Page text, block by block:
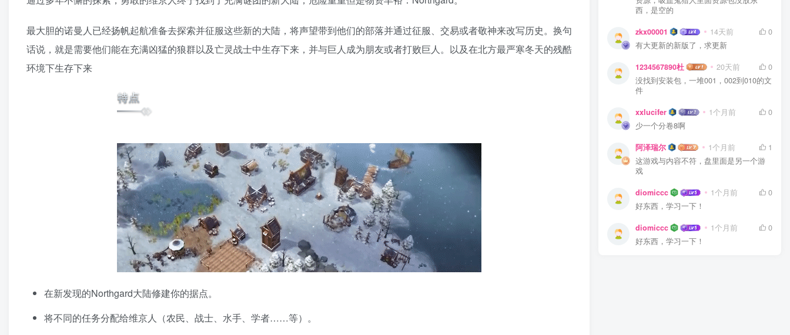
最大胆的诺曼人已经扬帆起航准备去探索并征服这些新的大陆，将声望带到他们的部落并通过征服、交易或者敬神来改写历史。换句
话说，就是需要他们能在充满凶猛的狼群以及亡灵战士中生存下来，并与巨人成为朋友或者打败巨人。以及在北方最严寒冬天的残酷
环境下生存下来
在新发现的Northgard大陆修建你的据点。
将不同的任务分配给维京人（农民、战士、水手、学者……等）。
西，是空的
zkx00001 14天前
0
有大更新的新版了，求更新
1234567890杜 20天前
0
没找到安装包，一堆001，002到010的文
件
xxlucifer 1个月前
0
少一个分卷8啊
阿泽瑞尔 1个月前
1
这游戏与内容不符，盘里面是另一个游
戏
diomiccc 1个月前
0
好东西，学习一下！
diomiccc 1个月前
0
好东西，学习一下！